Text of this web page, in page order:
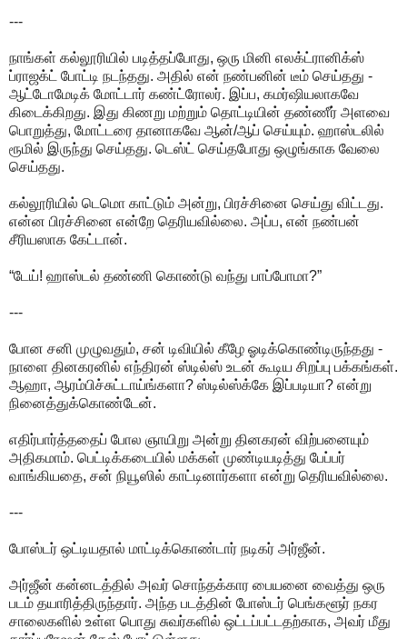
---
நாங்கள் கல்லூரியில் படித்தப்போது, ஒரு மினி எலக்ட்ரானிக்ஸ்
ப்ராஜக்ட் போட்டி நடந்தது. அதில் என் நண்பனின் டீம் செய்தது -
ஆட்டோமேடிக் மோட்டார் கண்ட்ரோலர். இப்ப, கமர்ஷியலாகவே
கிடைக்கிறது. இது கிணறு மற்றும் தொட்டியின் தண்ணீர் அளவை
பொறுத்து, மோட்டரை தானாகவே ஆன்/ஆப் செய்யும். ஹாஸ்டலில்
ரூமில் இருந்து செய்தது. டெஸ்ட் செய்தபோது ஒழுங்காக வேலை
செய்தது.
கல்லூரியில் டெமொ காட்டும் அன்று, பிரச்சினை செய்து விட்டது.
என்ன பிரச்சினை என்றே தெரியவில்லை. அப்ப, என் நண்பன்
சீரியஸாக கேட்டான்.
“டேய்! ஹாஸ்டல் தண்ணி கொண்டு வந்து பாப்போமா?”
---
போன சனி முழுவதும், சன் டிவியில் கீழே ஓடிக்கொண்டிருந்தது -
நாளை தினகரனில் எந்திரன் ஸ்டில்ஸ் உடன் கூடிய சிறப்பு பக்கங்கள்.
ஆஹா, ஆரம்பிச்சுட்டாய்ங்களா? ஸ்டில்ஸ்க்கே இப்படியா? என்று
நினைத்துக்கொண்டேன்.
எதிர்பார்த்ததைப் போல ஞாயிறு அன்று தினகரன் விற்பனையும்
அதிகமாம். பெட்டிக்கடையில் மக்கள் முண்டியடித்து பேப்பர்
வாங்கியதை, சன் நியூஸில் காட்டினார்களா என்று தெரியவில்லை.
---
போஸ்டர் ஒட்டியதால் மாட்டிக்கொண்டார் நடிகர் அர்ஜீன்.
அர்ஜீன் கன்னடத்தில் அவர் சொந்தக்கார பையனை வைத்து ஒரு
படம் தயாரித்திருந்தார். அந்த படத்தின் போஸ்டர் பெங்களூர் நகர
சாலைகளில் உள்ள பொது சுவர்களில் ஒட்டப்பட்டதற்காக, அவர் மீது